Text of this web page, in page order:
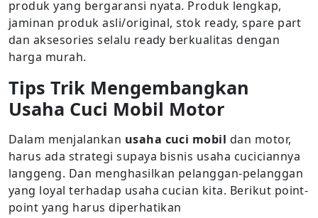
produk yang bergaransi nyata. Produk lengkap,
jaminan produk asli/original, stok ready, spare part
dan aksesories selalu ready berkualitas dengan
harga murah.
Tips Trik Mengembangkan
Usaha Cuci Mobil Motor
Dalam menjalankan usaha cuci mobil dan motor,
harus ada strategi supaya bisnis usaha cuciciannya
langgeng. Dan menghasilkan pelanggan-pelanggan
yang loyal terhadap usaha cucian kita. Berikut point-
point yang harus diperhatikan